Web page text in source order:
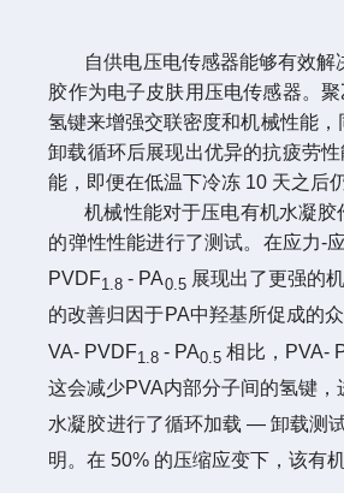
自供电压电传感器能够有效
胶作为电子皮肤用压电传感器。
氢键来增强交联密度和机械性能
卸载循环后展现出优异的抗疲劳
能，即便在低温下冷冻 10 天之后
机械性能对于压电有机水凝
的弹性性能进行了测试。在应力-
PVDF1.8- PA0.5展现出了更强的
的改善归因于PA中羟基所促成的
VA- PVDF1.8 - PA0.5 相比，PVA-
这会减少PVA内部分子间的氢键
水凝胶进行了循环加载 — 卸载测
明。在 50% 的压缩应变下，该有